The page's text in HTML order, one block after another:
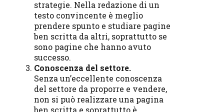
strategie. Nella redazione di un
testo convincente è meglio
prendere spunto e studiare pagine
ben scritta da altri, soprattutto se
sono pagine che hanno avuto
successo.
Conoscenza del settore.
Senza un’eccellente conoscenza
del settore da proporre e vendere,
non si può realizzare una pagina
ben scritta e soprattutto è